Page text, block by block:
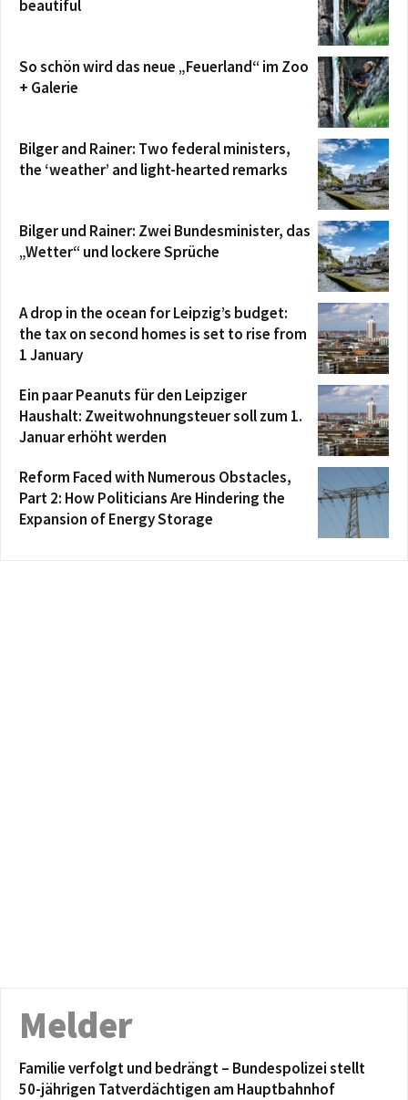
beautiful
So schön wird das neue „Feuerland“ im Zoo
+ Galerie
Bilger and Rainer: Two federal ministers,
the ‘weather’ and light-hearted remarks
Bilger und Rainer: Zwei Bundesminister, das
„Wetter“ und lockere Sprüche
A drop in the ocean for Leipzig’s budget:
the tax on second homes is set to rise from
1 January
Ein paar Peanuts für den Leipziger
Haushalt: Zweitwohnungsteuer soll zum 1.
Januar erhöht werden
Reform Faced with Numerous Obstacles,
Part 2: How Politicians Are Hindering the
Expansion of Energy Storage
Melder
Familie verfolgt und bedrängt – Bundespolizei stellt
50-jährigen Tatverdächtigen am Hauptbahnhof